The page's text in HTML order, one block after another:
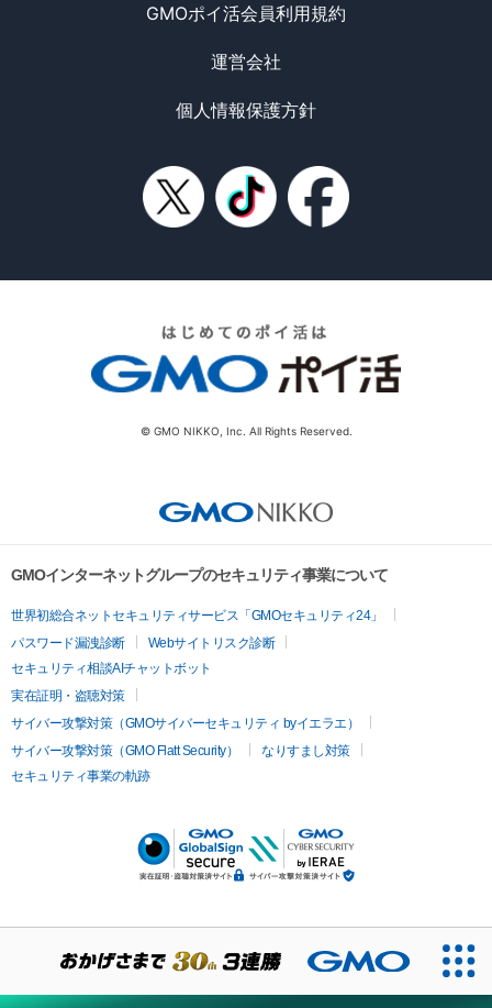
GMOポイ活会員利用規約
運営会社
個人情報保護方針
© GMO NIKKO, Inc. All Rights Reserved.
GMOインターネットグループのセキュリティ事業について
世界初総合ネットセキュリティサービス「GMOセキュリティ24」
パスワード漏洩診断
Webサイトリスク診断
セキュリティ相談AIチャットボット
実在証明・盗聴対策
サイバー攻撃対策（GMOサイバーセキュリティ byイエラエ）
サイバー攻撃対策（GMO Flatt Security）
なりすまし対策
セキュリティ事業の軌跡